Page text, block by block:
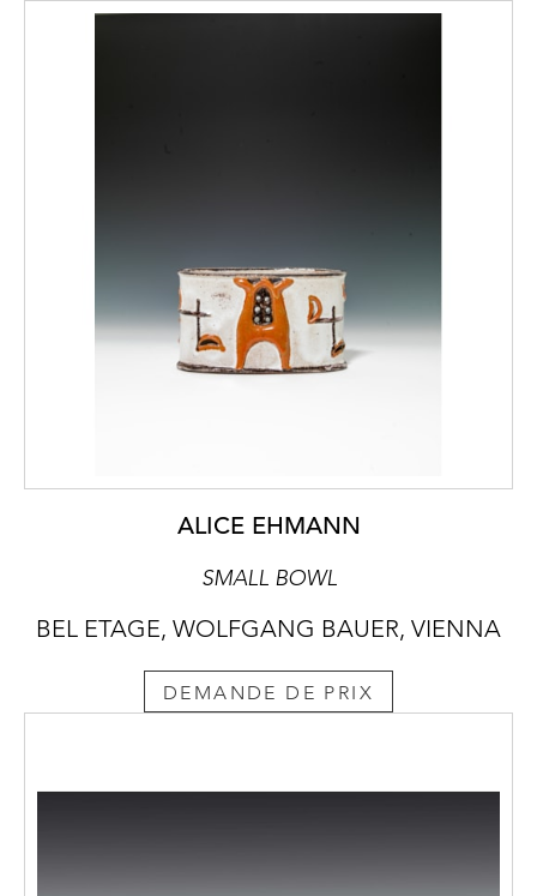
ALICE EHMANN
SMALL BOWL
BEL ETAGE, WOLFGANG BAUER, VIENNA
DEMANDE DE PRIX